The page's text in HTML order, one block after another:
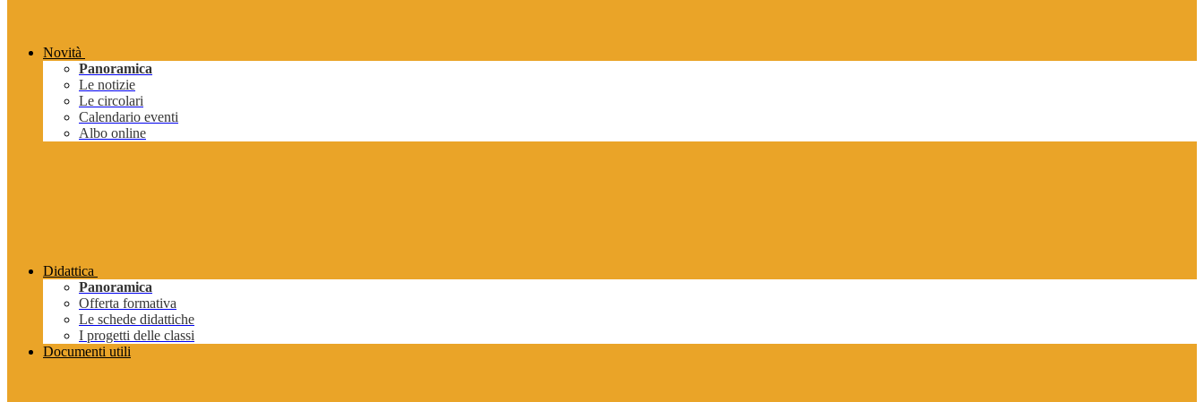
Novità
Panoramica
Le notizie
Le circolari
Calendario eventi
Albo online
Didattica
Panoramica
Offerta formativa
Le schede didattiche
I progetti delle classi
Documenti utili